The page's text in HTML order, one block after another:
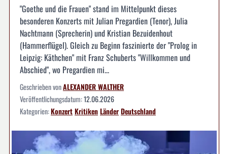
"Goethe und die Frauen" stand im Mittelpunkt dieses
besonderen Konzerts mit Julian Pregardien (Tenor), Julia
Nachtmann (Sprecherin) und Kristian Bezuidenhout
(Hammerflügel). Gleich zu Beginn faszinierte der "Prolog in
Leipzig: Käthchen" mit Franz Schuberts "Willkommen und
Abschied", wo Pregardien mi...
Geschrieben vonALEXANDER WALTHER
Veröffentlichungsdatum:12.06.2026
Kategorien:KonzertKritikenLänderDeutschland